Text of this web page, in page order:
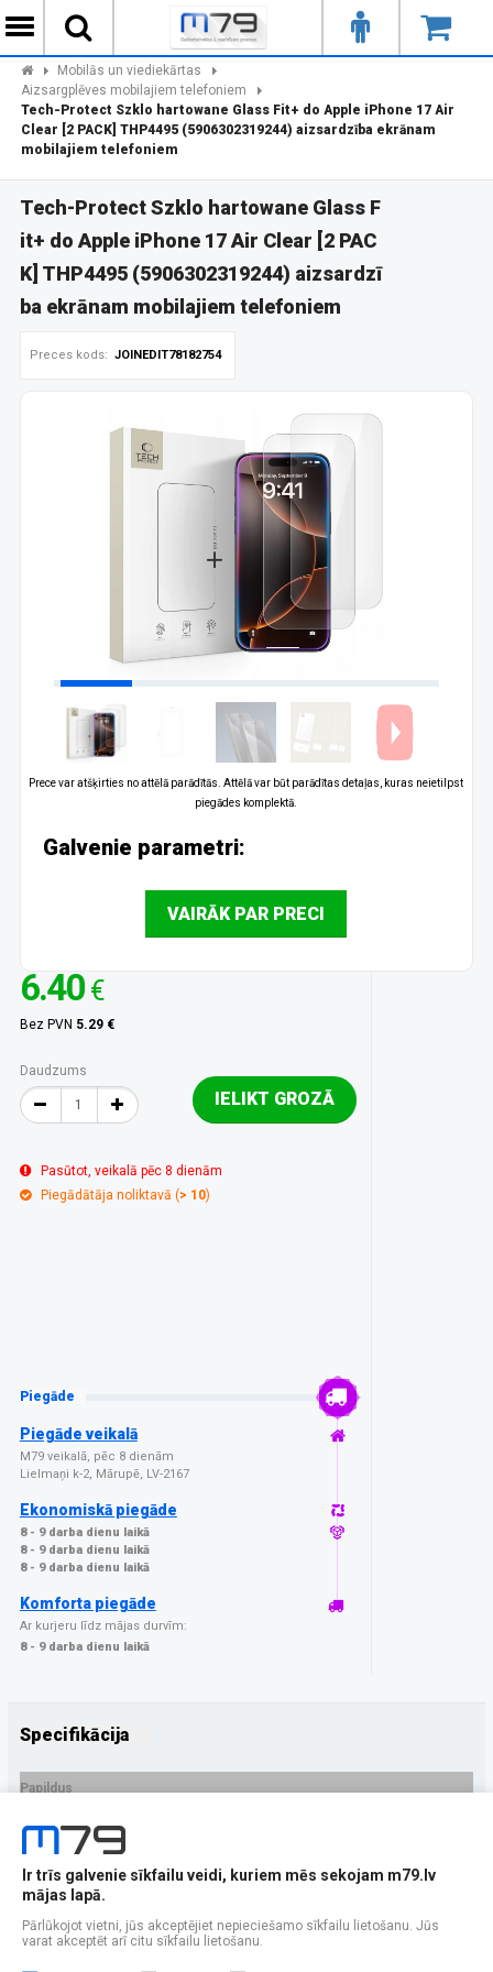
Mobilās un viediekārtas
Aizsargplēves mobilajiem telefoniem
Tech-Protect Szklo hartowane Glass Fit+ do Apple iPhone 17 Air
Clear [2 PACK] THP4495 (5906302319244) aizsardzība ekrānam
mobilajiem telefoniem
Tech-Protect Szklo hartowane Glass F
it+ do Apple iPhone 17 Air Clear [2 PAC
K] THP4495 (5906302319244) aizsardzī
ba ekrānam mobilajiem telefoniem
Preces kods: JOINEDIT78182754
Prece var atšķirties no attēlā parādītās. Attēlā var būt parādītas detaļas, kuras neietilpst
piegādes komplektā.
Galvenie parametri:
VAIRĀK PAR PRECI
6.40 €
Bez PVN 5.29 €
Daudzums
IELIKT GROZĀ
Pasūtot, veikalā pēc 8 dienām
Piegādātāja noliktavā (> 10)
Piegāde
Piegāde veikalā
M79 veikalā, pēc 8 dienām
Lielmaņi k-2, Mārupē, LV-2167
Ekonomiskā piegāde
8 - 9 darba dienu laikā
8 - 9 darba dienu laikā
8 - 9 darba dienu laikā
Komforta piegāde
Ar kurjeru līdz mājas durvīm:
8 - 9 darba dienu laikā
Specifikācija
Papildus
Ražotājs
PRECES APRAKSTS
EAN - 5906302319244
Ir trīs galvenie sīkfailu veidi, kuriem mēs sekojam m79.lv
mājas lapā.
Pārlūkojot vietni, jūs akceptējiet nepieciešamo sīkfailu lietošanu. Jūs
varat akceptēt arī citu sīkfailu lietošanu.